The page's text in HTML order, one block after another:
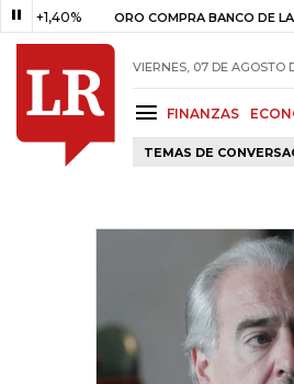
ORO COMPRA BANCO DE LA
VIERNES, 07 DE AGOSTO
FINANZAS
TEMAS DE